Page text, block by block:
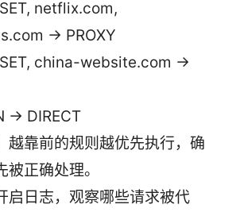
netflix.com,
-> PROXY
china-website.com ->
-> DIRECT
越靠前的规则越优先执行，确
正确处理。
启日志，观察哪些请求被代